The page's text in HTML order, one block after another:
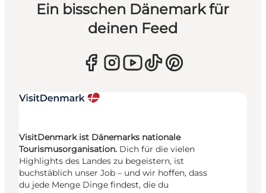
Ein bisschen Dänemark für
deinen Feed
VisitDenmark ist Dänemarks nationale
Tourismusorganisation. Dich für die vielen
Highlights des Landes zu begeistern, ist
buchstäblich unser Job – und wir hoffen, dass
du jede Menge Dinge findest, die du